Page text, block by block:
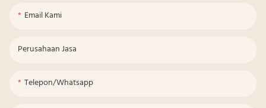
Email Kami
Perusahaan Jasa
Telepon/whatsapp